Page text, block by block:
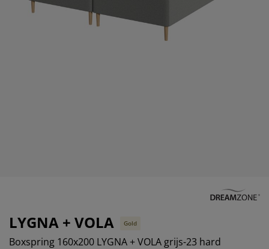
en accessoires
LYGNA + VOLA Gold
Boxspring 160x200 LYGNA + VOLA grijs-23 hard